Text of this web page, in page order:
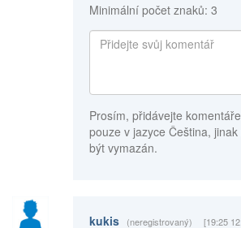
Minimální počet znaků: 3
Prosím, přidávejte komentáře
pouze v jazyce Čeština, jinak
být vymazán.
kukis (neregistrovaný) [19:25